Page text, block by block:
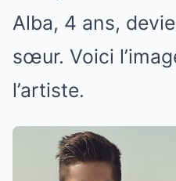
Alba, 4 ans,
sœur. Voici
l’artiste.